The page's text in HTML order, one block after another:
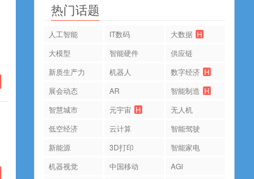
热门话题
人工智能 IT数码 大数据 H
大模型
智能硬件
供应链
新质生产力
机器人 数字经济 H
展会动态
AR 智能制造 H
智慧城市
元宇宙 H
无人机
低空经济
云计算
智能驾驶
新能源
3D打印
智能家电
机器视觉
中国移动
AGI